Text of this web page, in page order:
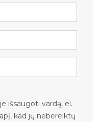
išsaugoti vardą, el.
kad jų nebereiktų